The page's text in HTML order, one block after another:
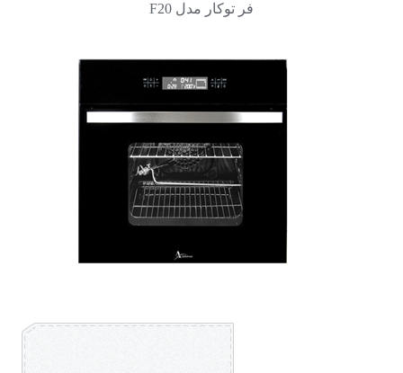
فر توکار مدل F20